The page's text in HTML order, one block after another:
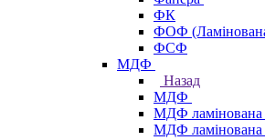
ФК
ФОФ
ФСФ
МДФ
Назад
МДФ
МДФ ламінована
МДФ ламінована